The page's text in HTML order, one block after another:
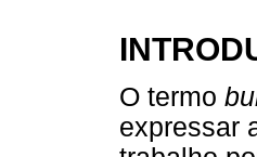
O termo
expressar